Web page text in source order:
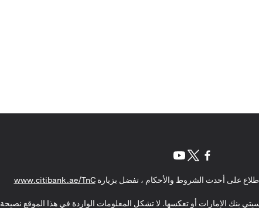
على أحدث الشروط والأحكام ، تفضل بزيارةwww.citibank.ae/TnC
(opens in a new tab)
بنك الإمارات أو تعكسها. لا تشكل المعلومات الواردة في هذا الموقع